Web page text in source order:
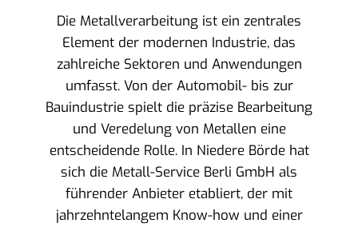
Die Metallverarbeitung ist ein zentrales
Element der modernen Industrie, das
zahlreiche Sektoren und Anwendungen
umfasst. Von der Automobil- bis zur
Bauindustrie spielt die präzise Bearbeitung
und Veredelung von Metallen eine
entscheidende Rolle. In Niedere Börde hat
sich die Metall-Service Berli GmbH als
führender Anbieter etabliert, der mit
jahrzehntelangem Know-how und einer